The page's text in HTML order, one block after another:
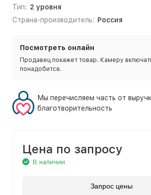
Тип: 2 уровня
Страна-производитель: Россия
Посмотреть онлайн
Продавец покажет товар. Камеру
понадобится.
Мы перечисляем часть от
благотворительность
Цена по запросу
В наличии
Запрос цены